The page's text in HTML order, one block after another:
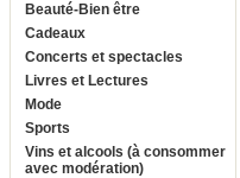
Beauté-Bien être
Cadeaux
Concerts et spectacles
Livres et Lectures
Mode
Sports
Vins et alcools (à consommer
avec modération)